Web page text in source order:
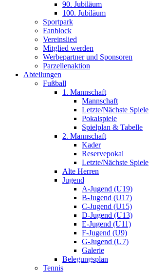
90. Jubiläum
100. Jubiläum
Sportpark
Fanblock
Vereinslied
Mitglied werden
Werbepartner und Sponsoren
Parzellenaktion
Abteilungen
Fußball
1. Mannschaft
Mannschaft
Letzte/Nächste Spiele
Pokalspiele
Spielplan & Tabelle
2. Mannschaft
Kader
Reservepokal
Letzte/Nächste Spiele
Alte Herren
Jugend
A-Jugend (U19)
B-Jugend (U17)
C-Jugend (U15)
D-Jugend (U13)
E-Jugend (U11)
F-Jugend (U9)
G-Jugend (U7)
Galerie
Belegungsplan
Tennis